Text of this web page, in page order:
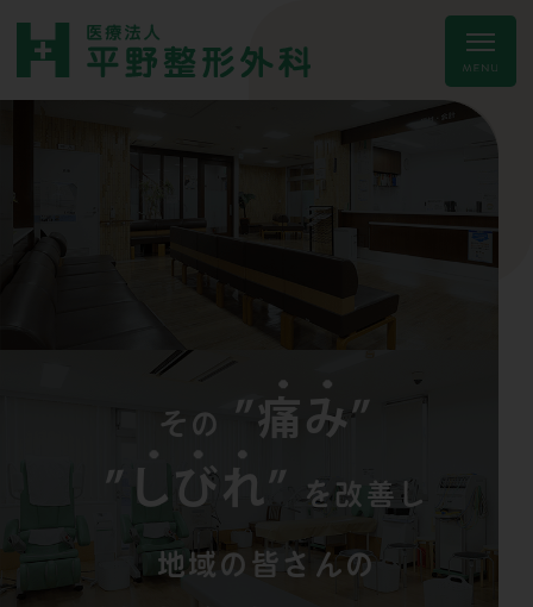
その ”痛み”
” しびれ” を改善し
地域の皆さんの